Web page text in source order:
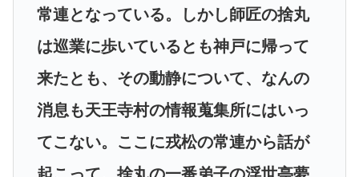
常連となっている。しかし師匠の捨丸
は巡業に歩いているとも神戸に帰って
来たとも、その動静について、なんの
消息も天王寺村の情報蒐集所にはいっ
てこない。ここに戎松の常連から話が